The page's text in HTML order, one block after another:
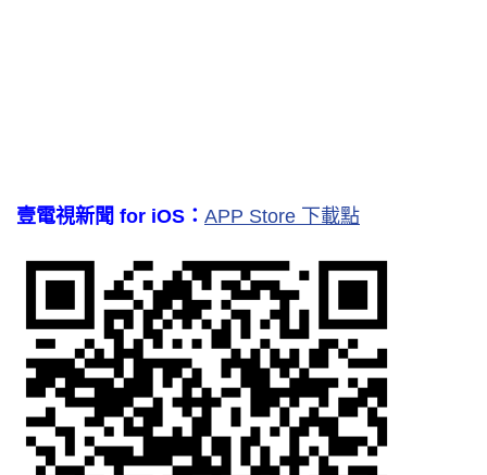
壹電視新聞 for iOS： APP Store 下載點